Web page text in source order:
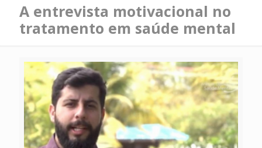
A entrevista motivacional no
tratamento em saúde mental